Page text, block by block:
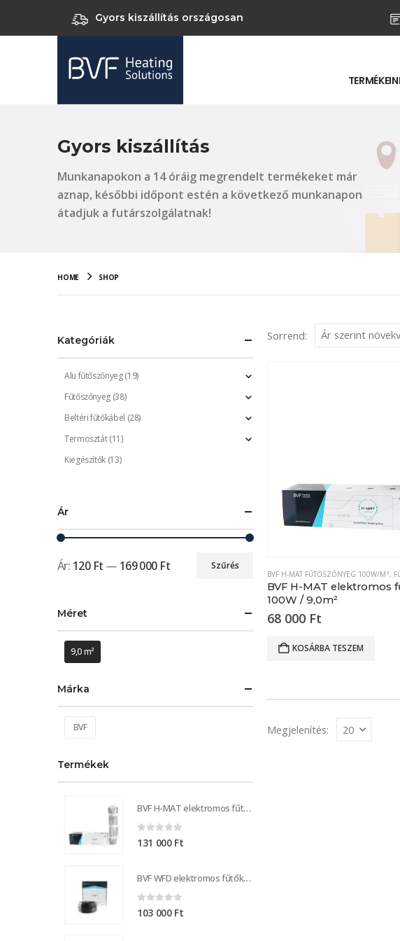
Gyors kiszállítás országosan
Gyors kiszállítás
Munkanapokon a 14 óráig megrendelt termékeket már
aznap, későbbi időpont estén a következő munkanapon
átadjuk a futárszolgálatnak!
HOME SHOP
Sorrend:
BVF H-MAT FŰTŐSZŐNYEG 100W/M²,
BVF H-MAT elektromos
100W / 9,0m²
68 000 Ft
KOSÁRBA TESZEM
Megjelenítés:
Kategóriák
Alu fűtőszőnyeg(19)
Fűtőszőnyeg (38)
Beltéri fűtőkábel (28)
Termosztát (11)
Kiegészítők (13)
Ár
Szűrés
Ár: 120 Ft — 169 000 Ft
Méret
9,0 m²
Márka
BVF
Termékek
BVF H-MAT elektromos fűtőszőnyeg 100W - 18,0m²
0 out of 5
131 000 Ft
BVF WFD elektromos fűtőkábel 20W / 155 m
0 out of 5
103 000 Ft